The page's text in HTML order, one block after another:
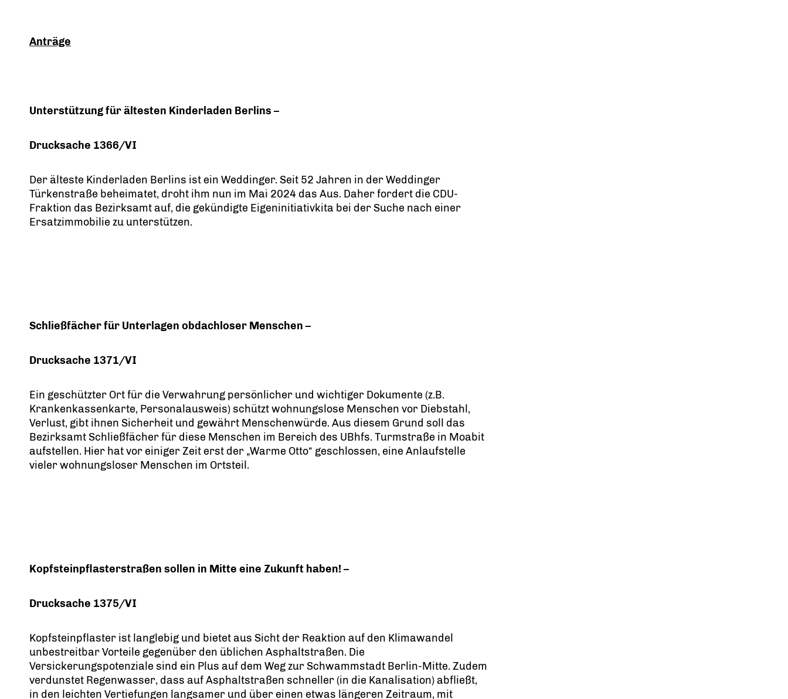
Anträge
Unterstützung für ältesten Kinderladen Berlins –
Drucksache 1366/VI
Der älteste Kinderladen Berlins ist ein Weddinger. Seit 52 Jahren in der Weddinger
Türkenstraße beheimatet, droht ihm nun im Mai 2024 das Aus. Daher fordert die CDU-
Fraktion das Bezirksamt auf, die gekündigte Eigeninitiativkita bei der Suche nach einer
Ersatzimmobilie zu unterstützen.
Schließfächer für Unterlagen obdachloser Menschen –
Drucksache 1371/VI
Ein geschützter Ort für die Verwahrung persönlicher und wichtiger Dokumente (z.B.
Krankenkassenkarte, Personalausweis) schützt wohnungslose Menschen vor Diebstahl,
Verlust, gibt ihnen Sicherheit und gewährt Menschenwürde. Aus diesem Grund soll das
Bezirksamt Schließfächer für diese Menschen im Bereich des UBhfs. Turmstraße in Moabit
aufstellen. Hier hat vor einiger Zeit erst der „Warme Otto“ geschlossen, eine Anlaufstelle
vieler wohnungsloser Menschen im Ortsteil.
Kopfsteinpflasterstraßen sollen in Mitte eine Zukunft haben! –
Drucksache 1375/VI
Kopfsteinpflaster ist langlebig und bietet aus Sicht der Reaktion auf den Klimawandel
unbestreitbar Vorteile gegenüber den üblichen Asphaltstraßen. Die
Versickerungspotenziale sind ein Plus auf dem Weg zur Schwammstadt Berlin-Mitte. Zudem
verdunstet Regenwasser, dass auf Asphaltstraßen schneller (in die Kanalisation) abfließt,
in den leichten Vertiefungen langsamer und über einen etwas längeren Zeitraum, mit